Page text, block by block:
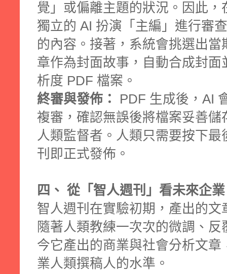
覺」或偏離主題的狀況。因此
獨立的 AI 扮演「主編」進行審
的內容。接著，系統會挑選出
章作為封面故事，自動合成封
析度 PDF 檔案。
終審與發佈：
PDF 生成後，AI
複審，確認無誤後將檔案妥善
人類監督者。人類只需要按下
刊即正式發佈。
四、 從「智人週刊」看未來企
智人週刊在實驗初期，產出的
隨著人類教練一次次的微調、
今它產出的商業與社會分析文
業人類撰稿人的水準。